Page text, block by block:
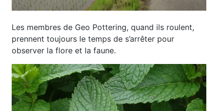
Les membres de Geo Pottering, quand ils roulent,
prennent toujours le temps de s’arrêter pour
observer la flore et la faune.